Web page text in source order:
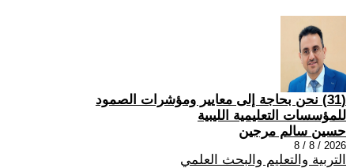
(31) نحن بحاجة إلى معايير ومؤشرات الصمود
للمؤسسات التعليمية الليبية
حسين سالم مرجين
2026 / 8 / 8
التربية والتعليم والبحث العلمي